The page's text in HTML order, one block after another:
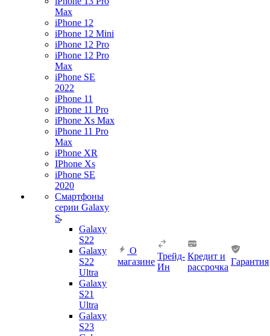
Max
iPhone 12
iPhone 12 Mini
iPhone 12 Pro
iPhone 12 Pro
Max
iPhone SE
2022
iPhone 11
iPhone 11 Pro
iPhone Xs Max
iPhone 11 Pro
Max
iPhone XR
IPhone Xs
iPhone SE
2020
Смартфоны
серии Galaxy
S
Galaxy
S22
Galaxy
S22
Ultra
Galaxy
S21
Ultra
Galaxy
S23
О
магазине
Трейд-
Ин
Кредит и
рассрочка
Гарантия